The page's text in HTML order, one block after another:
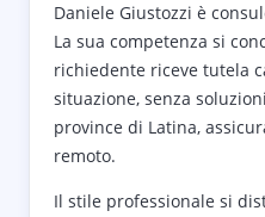
Daniele Giustozzi è
La sua competenza si
richiedente riceve tutela
situazione, senza
province di Latina,
remoto.
Il stile professionale si